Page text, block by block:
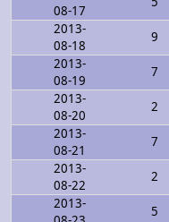
08-17
2013-
08-18
9
2013-
08-19
7
2013-
08-20
2
2013-
08-21
7
2013-
08-22
2
2013-
5